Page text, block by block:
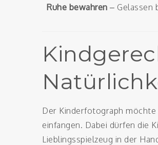
Ruhe bewahren – Gelassen
Der Kinderfotograph
einfangen. Dabei dürfen die
Lieblingsspielzeug in der